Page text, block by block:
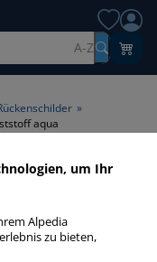
A-Z
»
aqua
Qualität zum
um Ihr
Alpedia
zu bieten,